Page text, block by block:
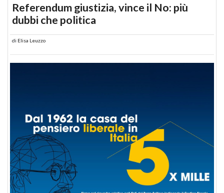
Referendum giustizia, vince il No: più
dubbi che politica
di Elisa Leuzzo